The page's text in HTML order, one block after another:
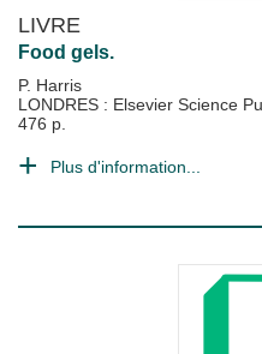
LIVRE
Food gels.
P. Harris
LONDRES : Elsevier Science
476 p.
Plus d'information...